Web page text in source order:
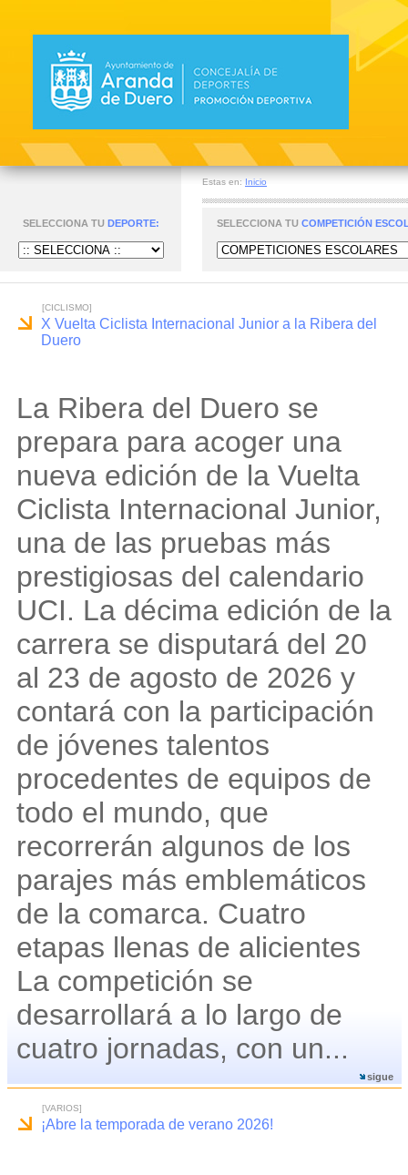
Estas en: Inicio
SELECCIONA TU DEPORTE: SELECCIONA TU COMPETICIÓN
[CICLISMO]
X Vuelta Ciclista Internacional Junior a la Ribera del
Duero
La Ribera del Duero se
prepara para acoger una
nueva edición de la Vuelta
Ciclista Internacional Junior,
una de las pruebas más
prestigiosas del calendario
UCI. La décima edición de la
carrera se disputará del 20
al 23 de agosto de 2026 y
contará con la participación
de jóvenes talentos
procedentes de equipos de
todo el mundo, que
recorrerán algunos de los
parajes más emblemáticos
de la comarca. Cuatro
etapas llenas de alicientes
La competición se
desarrollará a lo largo de
cuatro jornadas, con un...
sigue
[VARIOS]
¡Abre la temporada de verano 2026!